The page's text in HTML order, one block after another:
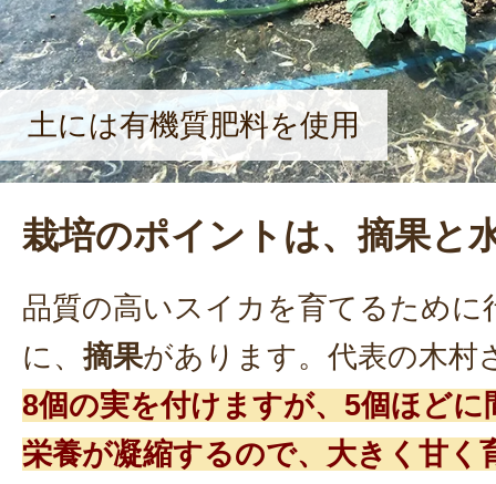
土には有機質肥料を使用
栽培のポイントは、摘果と
品質の高いスイカを育てるために
に、摘果があります。代表の木村
8個の実を付けますが、5個ほどに
栄養が凝縮するので、大きく甘く